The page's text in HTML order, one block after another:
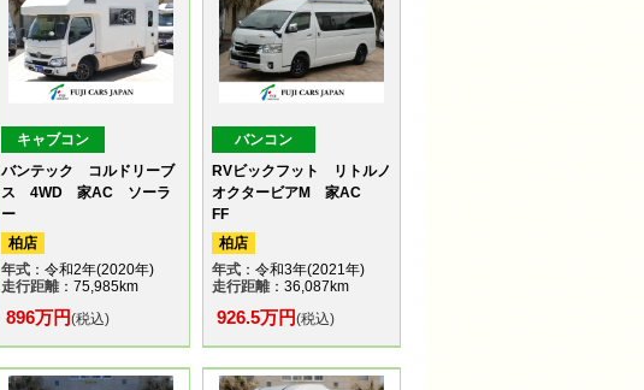
キャブコン
バンテック コルドリーブ
ス 4WD 家AC ソーラ
ー
柏店
年式：令和2年(2020年)
走行距離：75,985km
896万円(税込)
バンコン
RVビックフット リトルノ
オクタービアM 家AC
FF
柏店
年式：令和3年(2021年)
走行距離：36,087km
926.5万円(税込)